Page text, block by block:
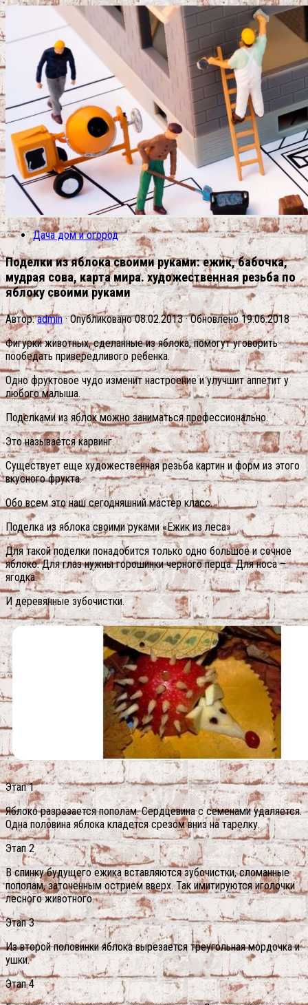
Дача дом и огород
Поделки из яблока своими руками: ежик, бабочка,
мудрая сова, карта мира. художественная резьба по
яблоку своими руками
Автор:admin · Опубликовано08.02.2013· Обновлено19.06.2018
Фигурки животных, сделанные из яблока, помогут уговорить
пообедать привередливого ребенка.
Одно фруктовое чудо изменит настроение и улучшит аппетит у
любого малыша.
Поделками из яблок можно заниматься профессионально.
Это называется карвинг.
Существует еще художественная резьба картин и форм из этого
вкусного фрукта.
Обо всем это наш сегодняшний мастер класс.
Поделка из яблока своими руками «Ежик из леса»
Для такой поделки понадобится только одно большое и сочное
яблоко. Для глаз нужны горошинки черного перца. Для носа –
ягодка.
И деревянные зубочистки.
Этап 1
Яблоко разрезается пополам. Сердцевина с семенами удаляется.
Одна половина яблока кладется срезом вниз на тарелку.
Этап 2
В спинку будущего ежика вставляются зубочистки, сломанные
пополам, заточенным острием вверх. Так имитируются иголочки
лесного животного.
Этап 3
Из второй половинки яблока вырезается треугольная мордочка и
ушки.
Этап 4